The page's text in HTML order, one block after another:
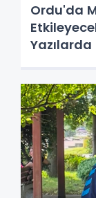
Ordu'da